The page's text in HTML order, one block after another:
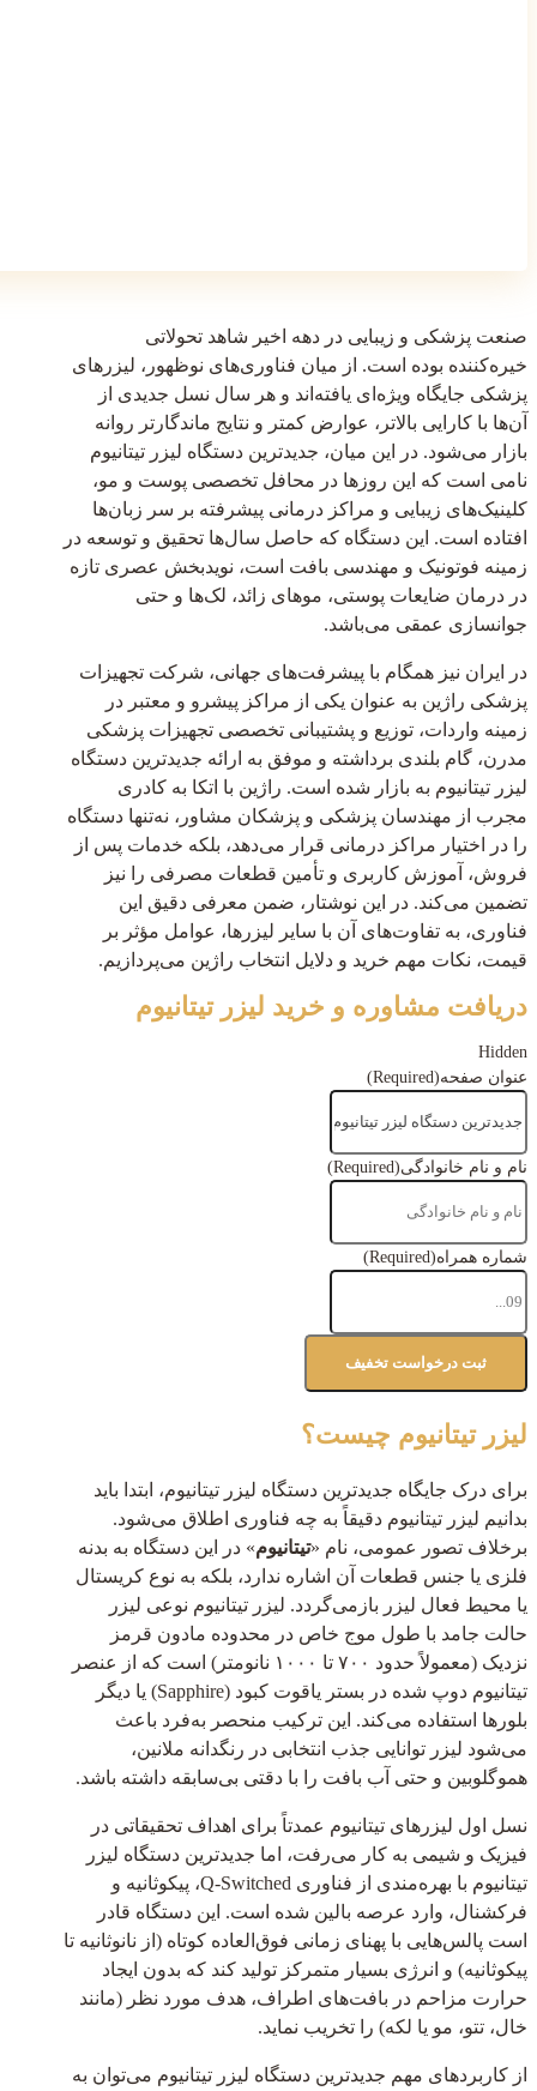
صنعت پزشکی و زیبایی در دهه اخیر شاهد تحولاتی
خیره‌کننده بوده است. از میان فناوری‌های نوظهور، لیزرهای
پزشکی جایگاه ویژه‌ای یافته‌اند و هر سال نسل جدیدی از
آن‌ها با کارایی بالاتر، عوارض کمتر و نتایج ماندگارتر روانه
بازار می‌شود. در این میان، جدیدترین دستگاه لیزر تیتانیوم
نامی است که این روزها در محافل تخصصی پوست و مو،
کلینیک‌های زیبایی و مراکز درمانی پیشرفته بر سر زبان‌ها
افتاده است. این دستگاه که حاصل سال‌ها تحقیق و توسعه در
زمینه فوتونیک و مهندسی بافت است، نویدبخش عصری تازه
در درمان ضایعات پوستی، موهای زائد، لک‌ها و حتی
جوانسازی عمقی می‌باشد.
در ایران نیز همگام با پیشرفت‌های جهانی، شرکت تجهیزات
پزشکی راژین به عنوان یکی از مراکز پیشرو و معتبر در
زمینه واردات، توزیع و پشتیبانی تخصصی تجهیزات پزشکی
مدرن، گام بلندی برداشته و موفق به ارائه جدیدترین دستگاه
لیزر تیتانیوم به بازار شده است. راژین با اتکا به کادری
مجرب از مهندسان پزشکی و پزشکان مشاور، نه‌تنها دستگاه
را در اختیار مراکز درمانی قرار می‌دهد، بلکه خدمات پس از
فروش، آموزش کاربری و تأمین قطعات مصرفی را نیز
تضمین می‌کند. در این نوشتار، ضمن معرفی دقیق این
فناوری، به تفاوت‌های آن با سایر لیزرها، عوامل مؤثر بر
قیمت، نکات مهم خرید و دلایل انتخاب راژین می‌پردازیم.
دریافت مشاوره و خرید لیزر تیتانیوم
Hidden
عنوان صفحه(Required)
نام و نام خانوادگی(Required)
شماره همراه(Required)
لیزر تیتانیوم چیست؟
برای درک جایگاه جدیدترین دستگاه لیزر تیتانیوم، ابتدا باید
بدانیم لیزر تیتانیوم دقیقاً به چه فناوری اطلاق می‌شود.
برخلاف تصور عمومی، نام «تیتانیوم» در این دستگاه به بدنه
فلزی یا جنس قطعات آن اشاره ندارد، بلکه به نوع کریستال
یا محیط فعال لیزر بازمی‌گردد. لیزر تیتانیوم نوعی لیزر
حالت جامد با طول موج خاص در محدوده مادون قرمز
نزدیک (معمولاً حدود ۷۰۰ تا ۱۰۰۰ نانومتر) است که از عنصر
تیتانیوم دوپ شده در بستر یاقوت کبود (Sapphire) یا دیگر
بلورها استفاده می‌کند. این ترکیب منحصر به‌فرد باعث
می‌شود لیزر توانایی جذب انتخابی در رنگدانه ملانین،
هموگلوبین و حتی آب بافت را با دقتی بی‌سابقه داشته باشد.
نسل اول لیزرهای تیتانیوم عمدتاً برای اهداف تحقیقاتی در
فیزیک و شیمی به کار می‌رفت، اما جدیدترین دستگاه لیزر
تیتانیوم با بهره‌مندی از فناوری Q-Switched، پیکوثانیه و
فرکشنال، وارد عرصه بالین شده است. این دستگاه قادر
است پالس‌هایی با پهنای زمانی فوق‌العاده کوتاه (از نانوثانیه تا
پیکوثانیه) و انرژی بسیار متمرکز تولید کند که بدون ایجاد
حرارت مزاحم در بافت‌های اطراف، هدف مورد نظر (مانند
خال، تتو، مو یا لکه) را تخریب نماید.
از کاربردهای مهم جدیدترین دستگاه لیزر تیتانیوم می‌توان به